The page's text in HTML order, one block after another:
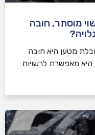
מוסתר, חובה
מטען היא חובה
היא מאפשרת לרשויות